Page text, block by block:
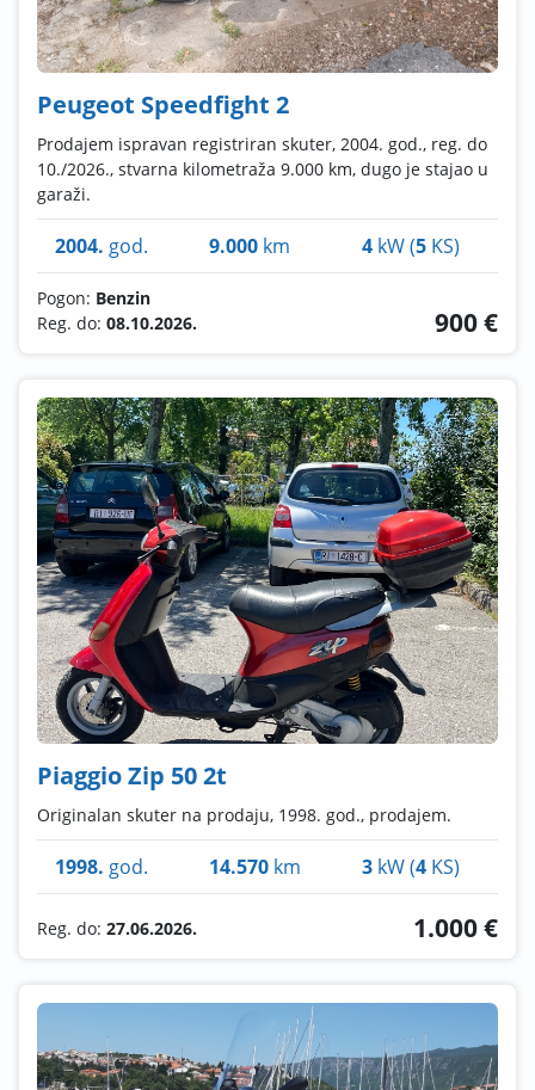
Peugeot Speedfight 2
Prodajem ispravan registriran skuter, 2004. god., reg. do
10./2026., stvarna kilometraža 9.000 km, dugo je stajao u
garaži.
2004. god. 9.000km 4 kW (5 KS)
Pogon: Benzin
Reg. do: 08.10.2026. 900 €
Piaggio Zip 50 2t
Originalan skuter na prodaju, 1998. god., prodajem.
1998. god. 14.570km 3 kW (4 KS)
Reg. do: 27.06.2026. 1.000 €